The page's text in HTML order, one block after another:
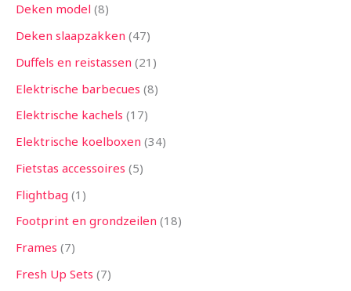
Deken model 8
Deken slaapzakken 47
Duffels en reistassen 21
Elektrische barbecues 8
Elektrische kachels 17
Elektrische koelboxen 34
Fietstas accessoires 5
Flightbag 1
Footprint en grondzeilen 18
Frames 7
Fresh Up Sets 7